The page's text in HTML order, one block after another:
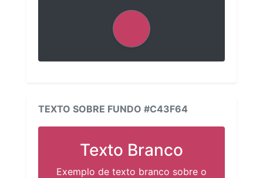
TEXTO SOBRE FUNDO #C43F64
Texto Branco
Exemplo de texto branco sobre o